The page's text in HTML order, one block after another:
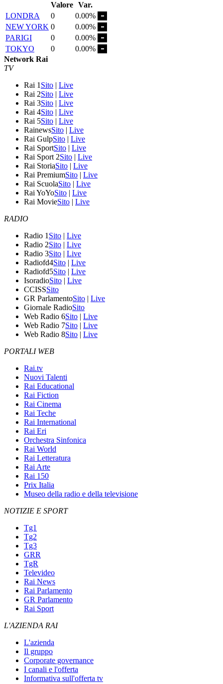
Valore Var.
LONDRA
0
0.00%
NEW YORK 0
0.00%
PARIGI
0
0.00%
TOKYO
0
0.00%
Network Rai
TV
Rai 1 Sito | Live
Rai 2Sito | Live
Rai 3Sito | Live
Rai 4Sito | Live
Rai 5Sito | Live
RainewsSito | Live
Rai GulpSito | Live
Rai SportSito | Live
Rai Sport 2Sito | Live
Rai StoriaSito | Live
Rai PremiumSito | Live
Rai ScuolaSito | Live
Rai YoYoSito | Live
Rai MovieSito | Live
RADIO
Radio 1 Sito | Live
Radio 2Sito | Live
Radio 3Sito | Live
Radiofd4Sito | Live
Radiofd5Sito | Live
IsoradioSito | Live
CCISSSito
GR ParlamentoSito | Live
Giornale RadioSito
Web Radio 6Sito | Live
Web Radio 7Sito | Live
Web Radio 8Sito | Live
PORTALI WEB
Rai.tv
Nuovi Talenti
Rai Educational
Rai Fiction
Rai Cinema
Rai Teche
Rai International
Rai Eri
Orchestra Sinfonica
Rai World
Rai Letteratura
Rai Arte
Rai 150
Prix Italia
Museo della radio e della televisione
NOTIZIE E SPORT
Tg1
Tg2
Tg3
GRR
TgR
Televideo
Rai News
Rai Parlamento
GR Parlamento
Rai Sport
L'AZIENDA RAI
L'azienda
Il gruppo
Corporate governance
I canali e l'offerta
Informativa sull'offerta tv